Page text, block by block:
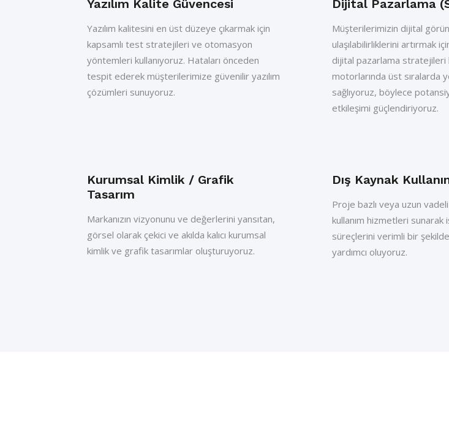
Yazılım Kalite Güvencesi
Yazılım kalitesini en üst düzeye çıkarmak için
kapsamlı test stratejileri ve otomasyon
yöntemleri kullanıyoruz. Hataları önceden
tespit ederek müşterilerimize güvenilir yazılım
çözümleri sunuyoruz.
Dijital Pazarlama
Müşterilerimizin dijital
ulaşılabilirliklerini artırmak
dijital pazarlama stratejileri
motorlarında üst sıralarda
sağlıyoruz, böylece
etkileşimi güçlendiriyoruz.
Kurumsal Kimlik / Grafik
Tasarım
Markanızın vizyonunu ve değerlerini yansıtan,
görsel olarak çekici ve akılda kalıcı kurumsal
kimlik ve grafik tasarımlar oluşturuyoruz.
Dış Kaynak
Proje bazlı veya uzun
kullanım hizmetleri sunarak
süreçlerini verimli bir
yardımcı oluyoruz.